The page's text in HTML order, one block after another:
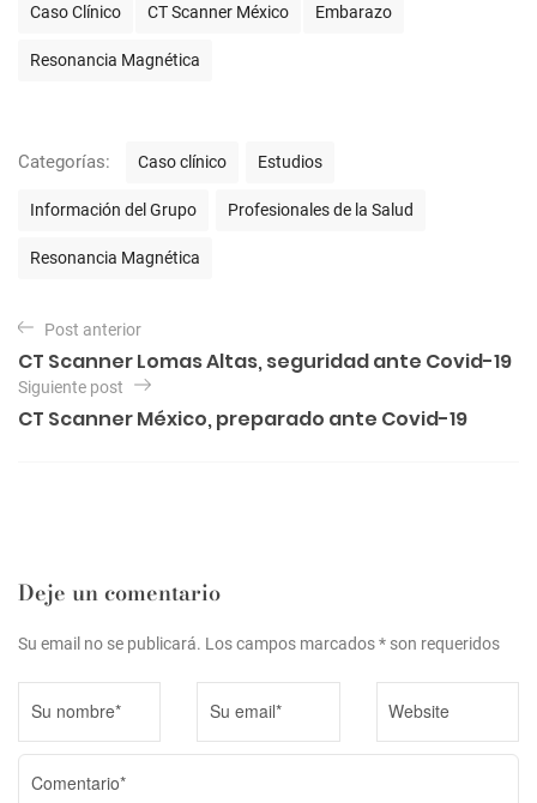
a
Caso Clínico CT Scanner México Embarazo
Resonancia Magnética
Categorías:
g
í
s
Caso clínico Estudios
Información del Grupo Profesionales de la Salud
Resonancia Magnética
N
a
v
e
ó
n
d
e
e
n
Post anterior
CT Scanner Lomas Altas, seguridad ante Covid-19
Siguiente post
CT Scanner México, preparado ante Covid-19
Deje un comentario
Su email no se publicará. Los campos marcados * son requeridos